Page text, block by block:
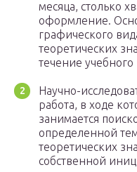
месяца, столько
оформление.
графического
теоретических
течение учебного
Научно-
работа, в ходе
занимается
определенной
теоретических
собственной